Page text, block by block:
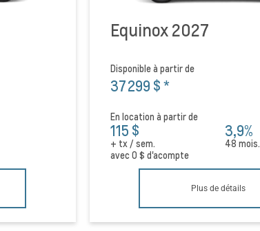
Equinox 2027
Disponible à partir de
37 299 $*
En location à partir de
115 $
+ tx / sem.
3,9%
48 mois.
avec 0 $ d'acompte
Plus de détails